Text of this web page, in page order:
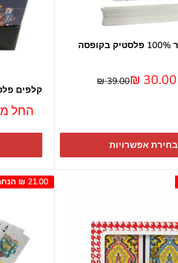
קלפים לפוקר 100% פלסטיק בקופסה
מחיר
39.00 ₪
בחירת אפשרויות
קלפים פלסטיק 100%
מחיר
החל מ-
21.00 ₪